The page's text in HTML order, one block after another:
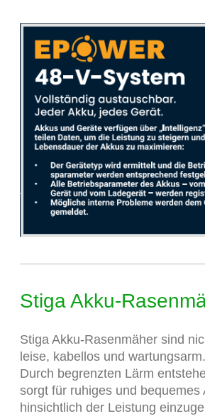
Stiga Akku-
Stiga Akku-Rasenmäher sind
leise, kabellos und wartungsarm.
Durch begrenzten Lärm
sorgt für ruhiges und
hinsichtlich der Leistung